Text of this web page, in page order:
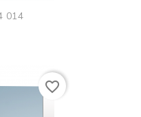
014
favorite_border